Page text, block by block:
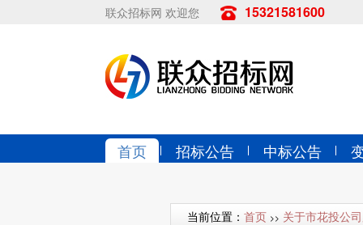
联众招标网 欢迎您 15321581600
首页 招标公告 中标公告
当前位置： 首页 >> 关于市花投公